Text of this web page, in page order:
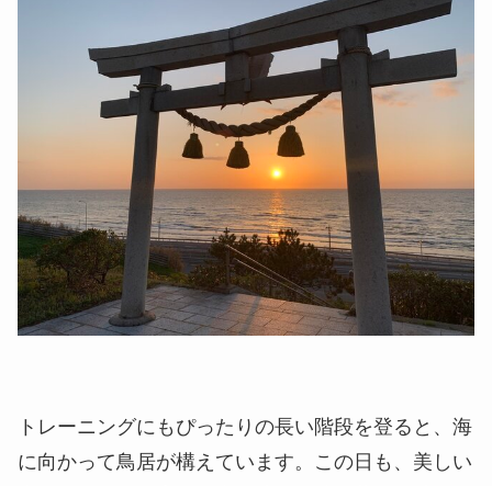
トレーニングにもぴったりの長い階段を登ると、海
に向かって鳥居が構えています。この日も、美しい